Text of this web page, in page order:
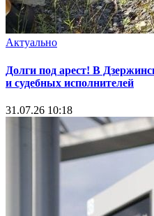
Актуально
Долги под арест! В
и судебных исполнителей
31.07.26 10:18